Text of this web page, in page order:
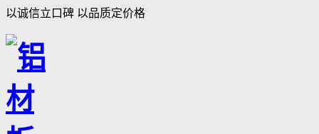
以诚信立口碑 以品质定价格